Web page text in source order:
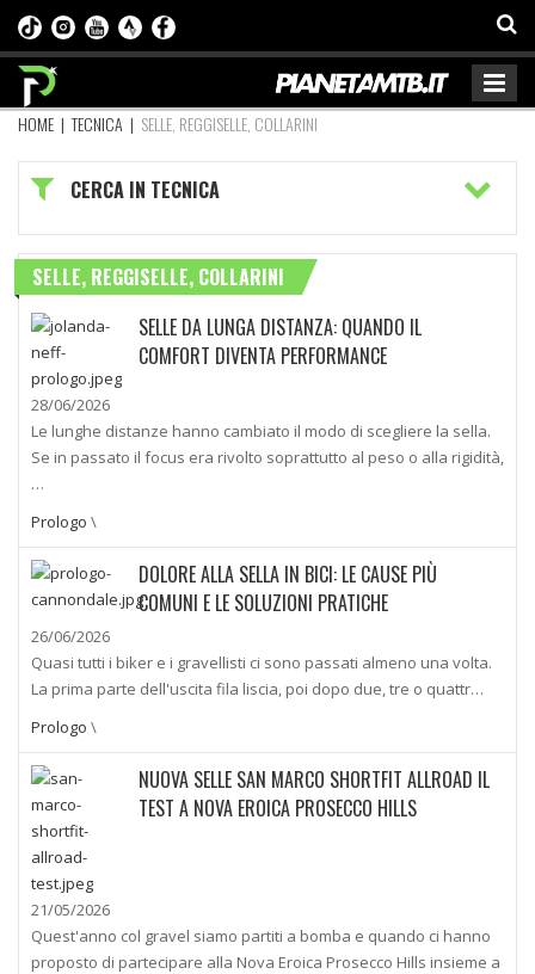
HOME |TECNICA | SELLE, REGGISELLE, COLLARINI
CERCA IN TECNICA
SELLE, REGGISELLE, COLLARINI
SELLE DA LUNGA DISTANZA: QUANDO IL
COMFORT DIVENTA PERFORMANCE
28/06/2026
Le lunghe distanze hanno cambiato il modo di scegliere la sella.
Se in passato il focus era rivolto soprattutto al peso o alla rigidità,
…
Prologo \
DOLORE ALLA SELLA IN BICI: LE CAUSE PIÙ
COMUNI E LE SOLUZIONI PRATICHE
26/06/2026
Quasi tutti i biker e i gravellisti ci sono passati almeno una volta.
La prima parte dell'uscita fila liscia, poi dopo due, tre o quattr…
Prologo \
NUOVA SELLE SAN MARCO SHORTFIT ALLROAD IL
TEST A NOVA EROICA PROSECCO HILLS
21/05/2026
Quest'anno col gravel siamo partiti a bomba e quando ci hanno
proposto di partecipare alla Nova Eroica Prosecco Hills insieme a